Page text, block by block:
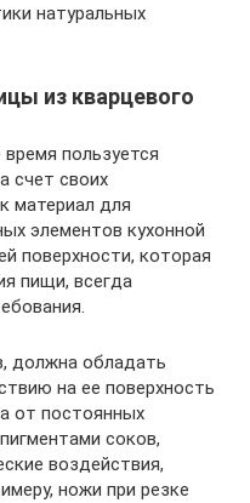
натуральных
из кварцевого
пользуется
счет своих
материал для
элементов кухонной
поверхности, которая
пищи, всегда
должна обладать
на ее поверхность
от постоянных
соков,
воздействия,
ножи при резке